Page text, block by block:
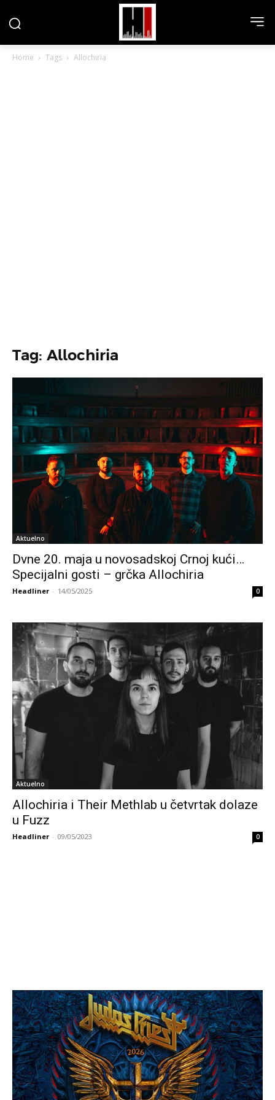
Home Tags Allochiria
Tag: Allochiria
Aktuelno
Dvne 20. maja u novosadskoj Crnoj kući…
Specijalni gosti – grčka Allochiria
Headliner - 14/05/2025 0
Aktuelno
Allochiria i Their Methlab u četvrtak dolaze
u Fuzz
Headliner - 09/05/2023 0